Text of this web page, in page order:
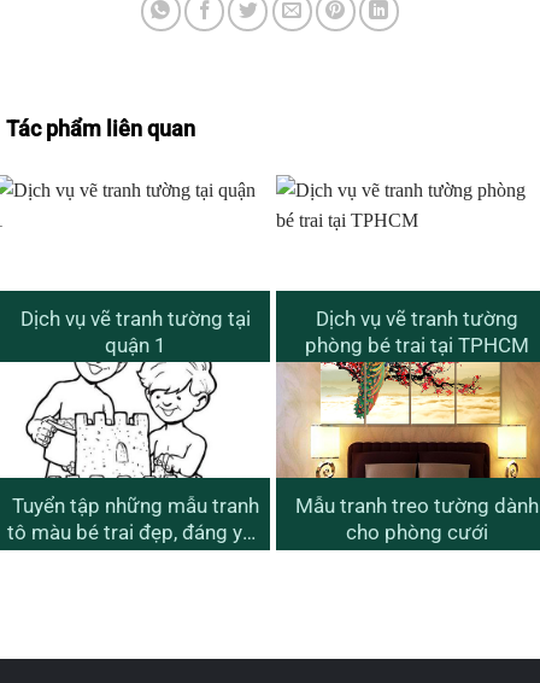
Tác phẩm liên quan
Dịch vụ vẽ tranh tường tại
quận 1
Dịch vụ vẽ tranh tường
phòng bé trai tại TPHCM
Tuyển tập những mẫu tranh
tô màu bé trai đẹp, đáng yêu
Mẫu tranh treo tường dành
cho phòng cưới